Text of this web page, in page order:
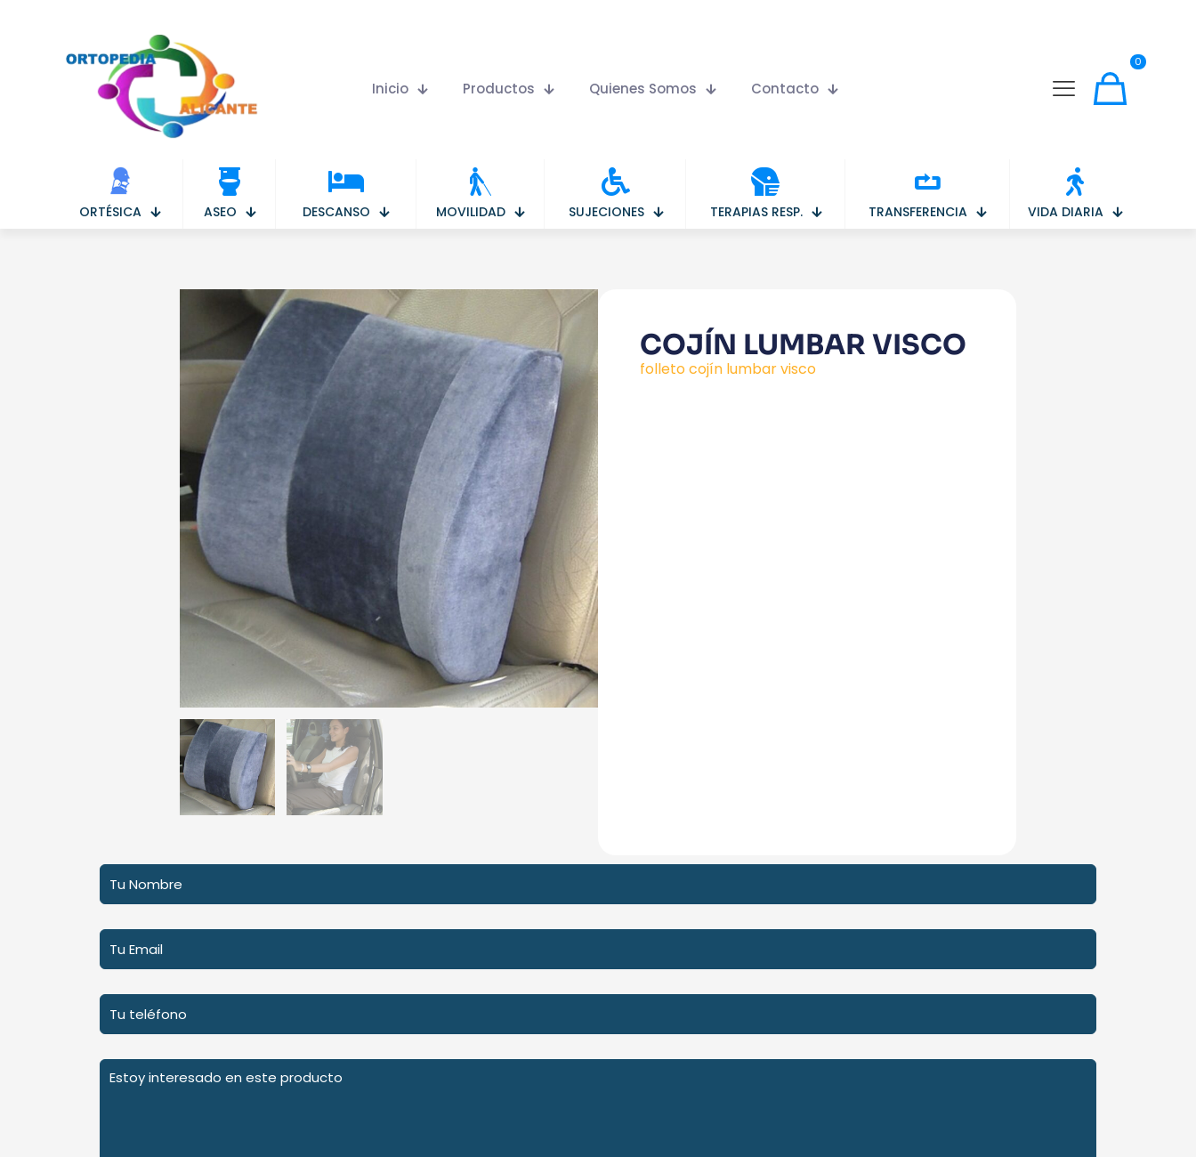
Inicio Productos Quienes Somos Contacto
0
ORTÉSICA ASEO DESCANSO MOVILIDAD SUJECIONES TERAPIAS RESP. TRANSFERENCIA VIDA DIARIA
COJÍN LUMBAR VISCO
folleto cojín lumbar visco